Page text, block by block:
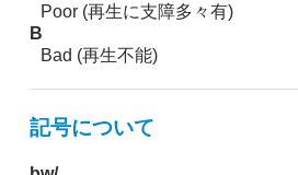
Poor (再生に支障多々有)
B
Bad (再生不能)
記号について